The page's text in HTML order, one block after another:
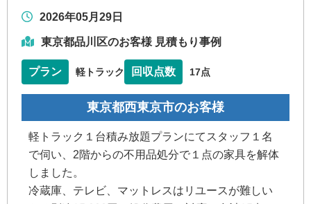
2026年05月29日
東京都品川区のお客様 見積もり事例
プラン 軽トラック 回収点数 17点
東京都西東京市のお客様
軽トラック１台積み放題プランにてスタッフ１名
で伺い、2階からの不用品処分で１点の家具を解体
しました。
冷蔵庫、テレビ、マットレスはリユースが難しい